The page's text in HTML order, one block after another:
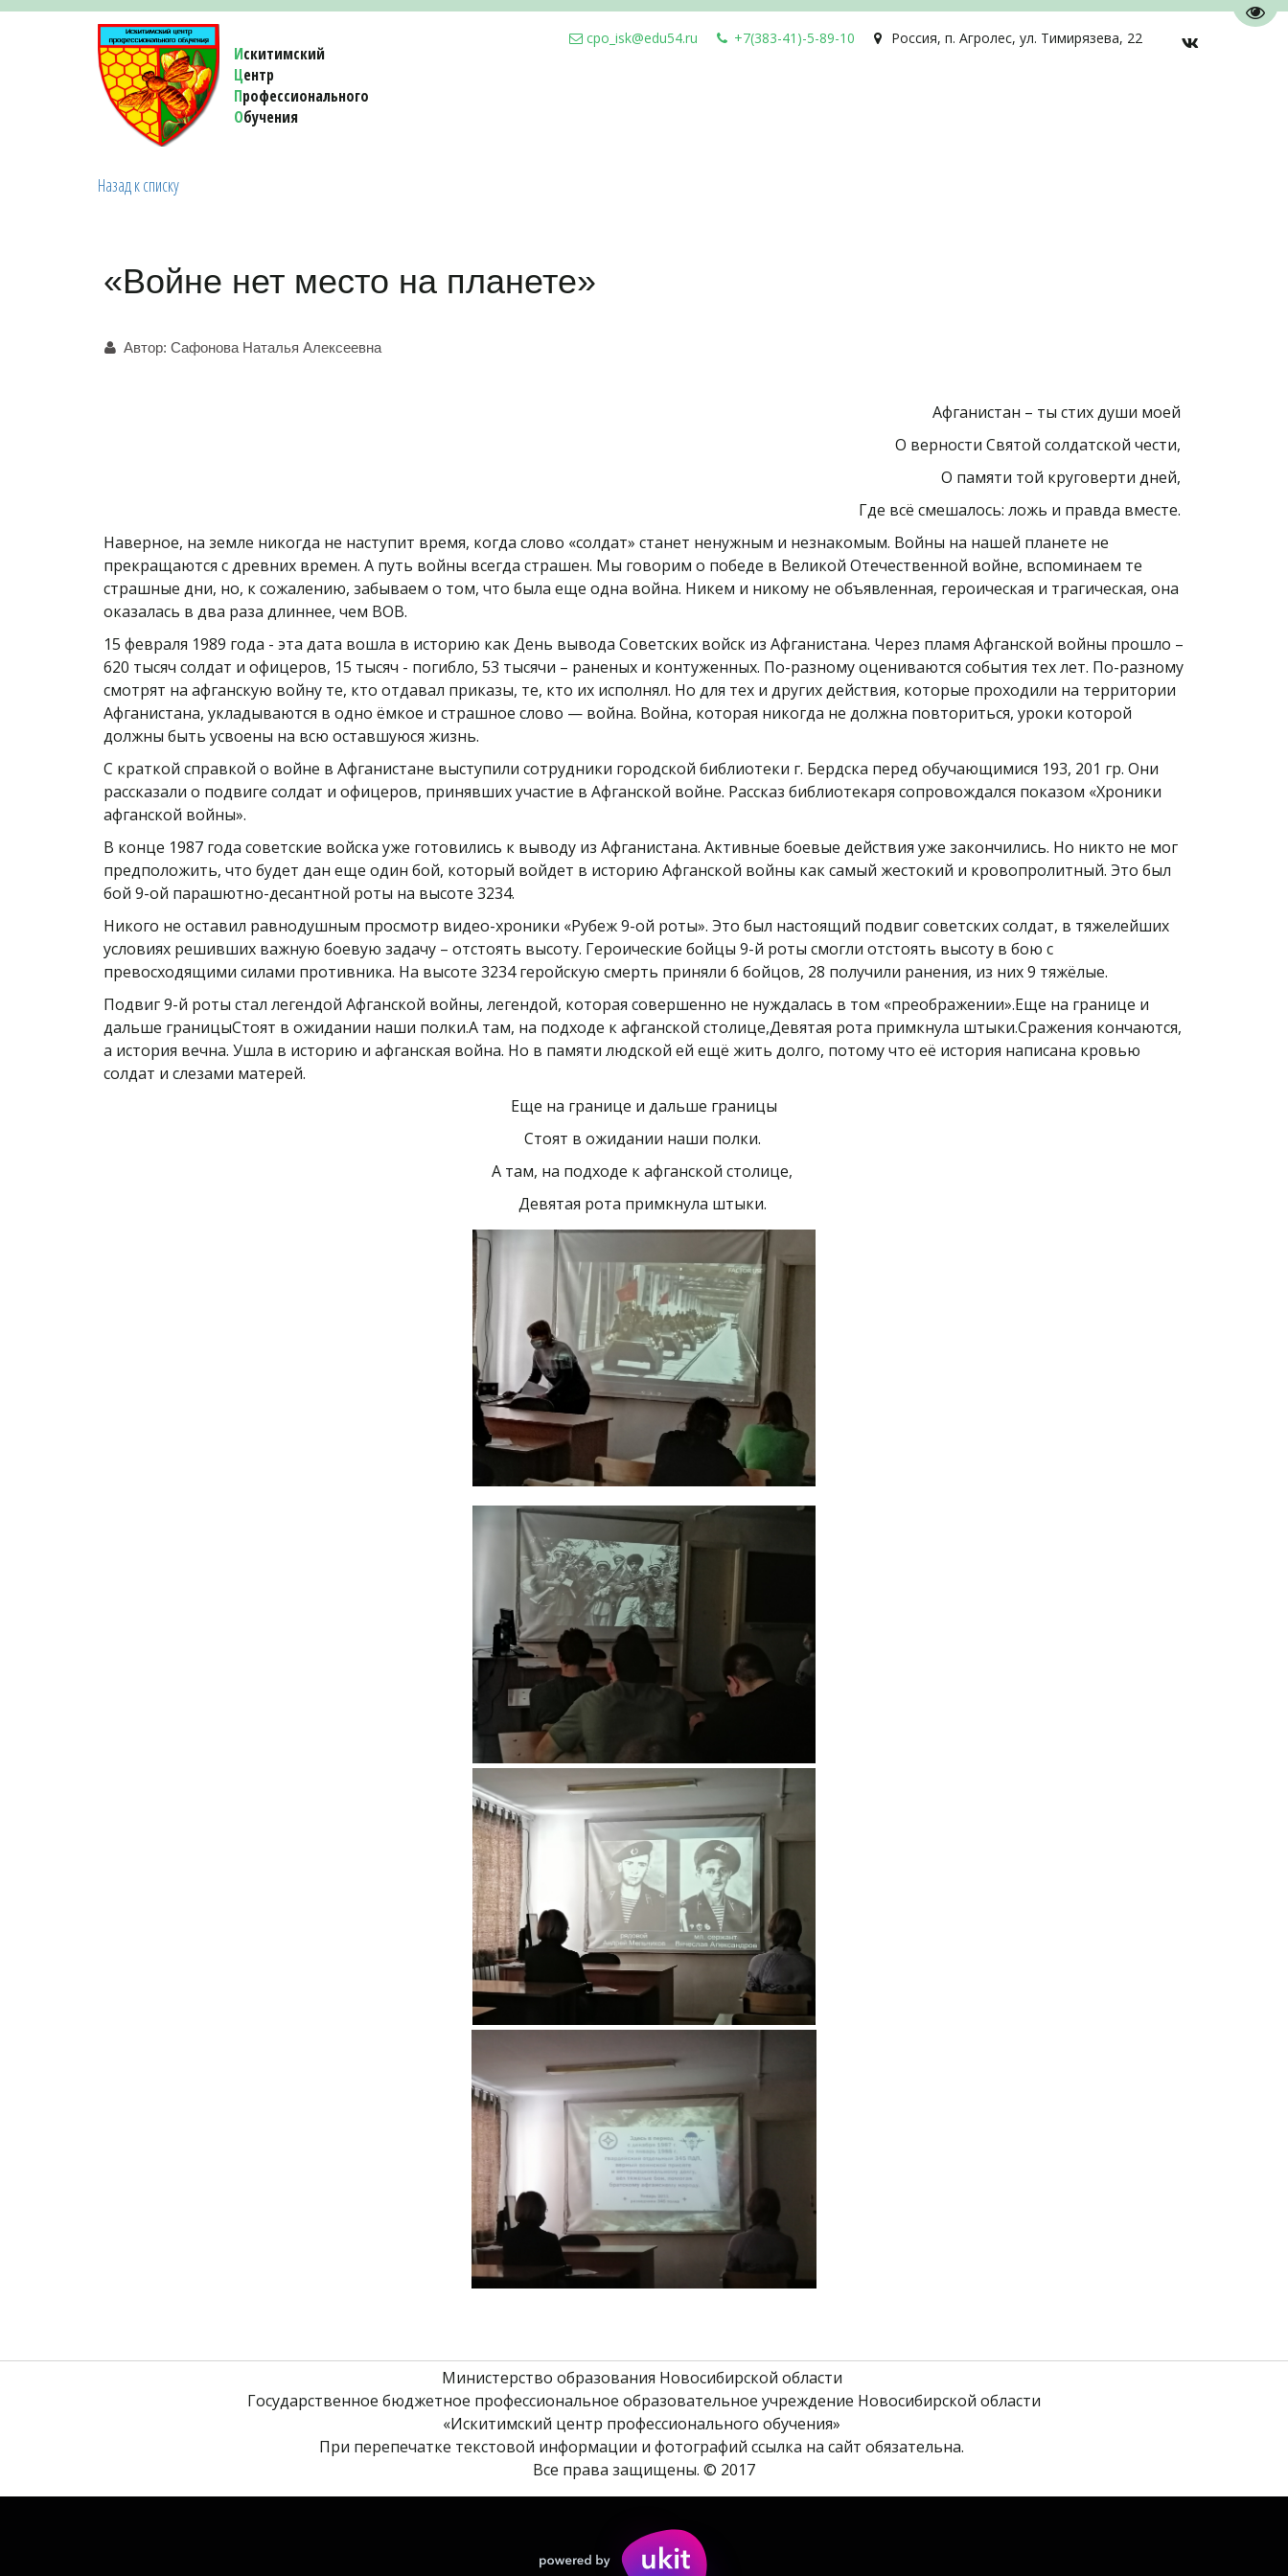
Искитимский
Центр
Профессионального
Обучения
Россия, п. Агролес, ул. Тимирязева, 22
+7(383-41)-5-89-10
cpo_isk@edu54.ru
Назад к списку
«Войне нет место на планете»
Автор: Сафонова Наталья Алексеевна
Афганистан – ты стих души моей
О верности Святой солдатской чести,
О памяти той круговерти дней,
Где всё смешалось: ложь и правда вместе.
Наверное, на земле никогда не наступит время, когда слово «солдат» станет ненужным и незнакомым. Войны на нашей планете не
прекращаются с древних времен. А путь войны всегда страшен. Мы говорим о победе в Великой Отечественной войне, вспоминаем те
страшные дни, но, к сожалению, забываем о том, что была еще одна война. Никем и никому не объявленная, героическая и трагическая, она
оказалась в два раза длиннее, чем ВОВ.
15 февраля 1989 года - эта дата вошла в историю как День вывода Советских войск из Афганистана. Через пламя Афганской войны прошло –
620 тысяч солдат и офицеров, 15 тысяч - погибло, 53 тысячи – раненых и контуженных. По-разному оцениваются события тех лет. По-разному
смотрят на афганскую войну те, кто отдавал приказы, те, кто их исполнял. Но для тех и других действия, которые проходили на территории
Афганистана, укладываются в одно ёмкое и страшное слово — война. Война, которая никогда не должна повториться, уроки которой
должны быть усвоены на всю оставшуюся жизнь.
С краткой справкой о войне в Афганистане выступили сотрудники городской библиотеки г. Бердска перед обучающимися 193, 201 гр. Они
рассказали о подвиге солдат и офицеров, принявших участие в Афганской войне. Рассказ библиотекаря сопровождался показом «Хроники
афганской войны».
В конце 1987 года советские войска уже готовились к выводу из Афганистана. Активные боевые действия уже закончились. Но никто не мог
предположить, что будет дан еще один бой, который войдет в историю Афганской войны как самый жестокий и кровопролитный. Это был
бой 9-ой парашютно-десантной роты на высоте 3234.
Никого не оставил равнодушным просмотр видео-хроники «Рубеж 9-ой роты». Это был настоящий подвиг советских солдат, в тяжелейших
условиях решивших важную боевую задачу – отстоять высоту. Героические бойцы 9-й роты смогли отстоять высоту в бою с
превосходящими силами противника. На высоте 3234 геройскую смерть приняли 6 бойцов, 28 получили ранения, из них 9 тяжёлые.
Подвиг 9-й роты стал легендой Афганской войны, легендой, которая совершенно не нуждалась в том «преображении».Еще на границе и
дальше границыСтоят в ожидании наши полки.А там, на подходе к афганской столице,Девятая рота примкнула штыки.Сражения кончаются,
а история вечна. Ушла в историю и афганская война. Но в памяти людской ей ещё жить долго, потому что её история написана кровью
солдат и слезами матерей.
Еще на границе и дальше границы
Стоят в ожидании наши полки.
А там, на подходе к афганской столице,
Девятая рота примкнула штыки.
Министерство образования Новосибирской области
Государственное бюджетное профессиональное образовательное учреждение Новосибирской области
«Искитимский центр профессионального обучения»
При перепечатке текстовой информации и фотографий ссылка на сайт обязательна.
Все права защищены. © 2017